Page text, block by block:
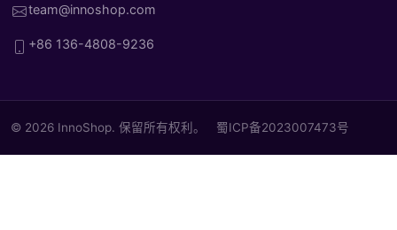
team@innoshop.com
+86 136-4808-9236
© 2026 InnoShop. 保留所有权利。 蜀ICP备2023007473号